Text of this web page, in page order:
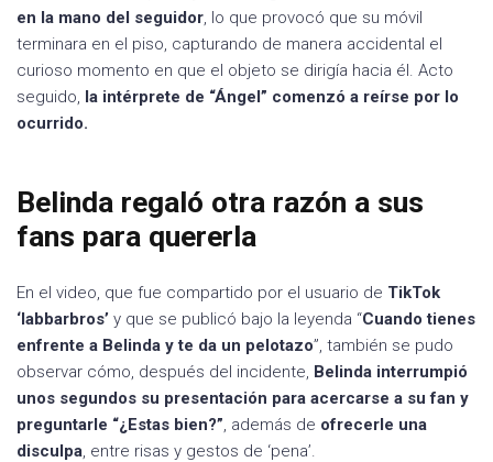
en la mano del seguidor, lo que provocó que su móvil
terminara en el piso, capturando de manera accidental el
curioso momento en que el objeto se dirigía hacia él. Acto
seguido, la intérprete de “Ángel” comenzó a reírse por lo
ocurrido.
Belinda regaló otra razón a sus
fans para quererla
En el video, que fue compartido por el usuario de TikTok
‘labbarbros’ y que se publicó bajo la leyenda “Cuando tienes
enfrente a Belinda y te da un pelotazo”, también se pudo
observar cómo, después del incidente, Belinda interrumpió
unos segundos su presentación para acercarse a su fan y
preguntarle “¿Estas bien?”, además de ofrecerle una
disculpa, entre risas y gestos de ‘pena’.